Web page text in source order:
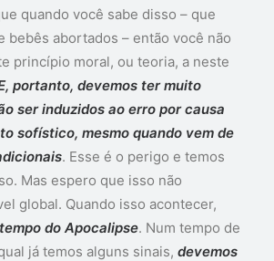
quando você sabe disso – que
bebês abortados – então você não
princípio moral, ou teoria, a neste
portanto, devemos ter muito
ser induzidos ao erro por causa
sofístico, mesmo quando vem de
. Esse é o perigo e temos
Mas espero que isso não
global. Quando isso acontecer,
do Apocalipse. Num tempo de
já temos alguns sinais, devemos